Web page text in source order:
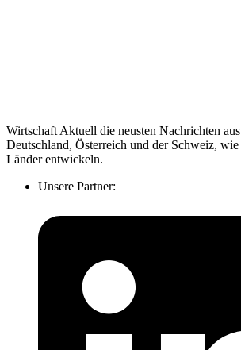
Wirtschaft Aktuell die neusten Nachrichten
Deutschland, Österreich und der Schweiz,
Länder entwickeln.
Unsere Partner: